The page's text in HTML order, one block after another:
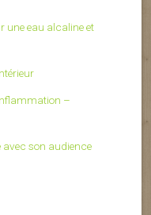
une eau alcaline et
–
avec son audience